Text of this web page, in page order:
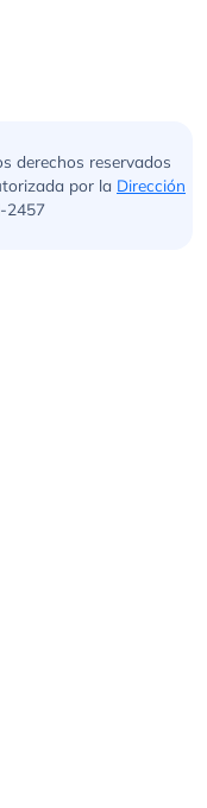
derechos reservados
por la Dirección
2457